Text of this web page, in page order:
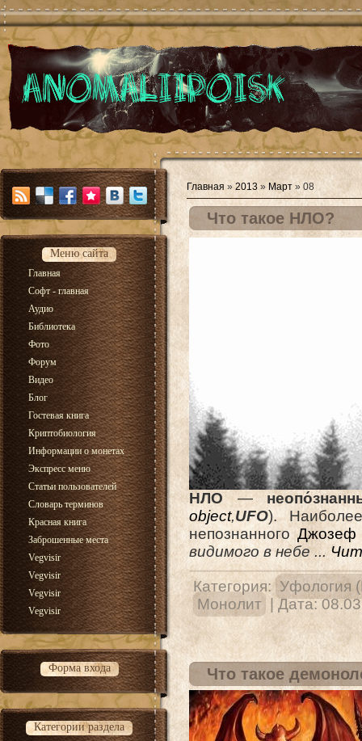
Меню сайта
Главная
Софт - главная
Аудио
Библиотека
Фото
Форум
Видео
Блог
Гостевая книга
Криптобиология
Информации о монетах
Экспресс меню
Статьи пользователей
Словарь терминов
Красная книга
Заброшенные места
Vegvisir
Vegvisir
Vegvisir
Vegvisir
Форма входа
Категории раздела
Главная » 2013 » Март » 08
Что такое НЛО?
НЛО—
object,UFO).
непознанногоДжозеф
видимого в небе...
Категория: Уфология
Монолит
| Дата:
Что такое